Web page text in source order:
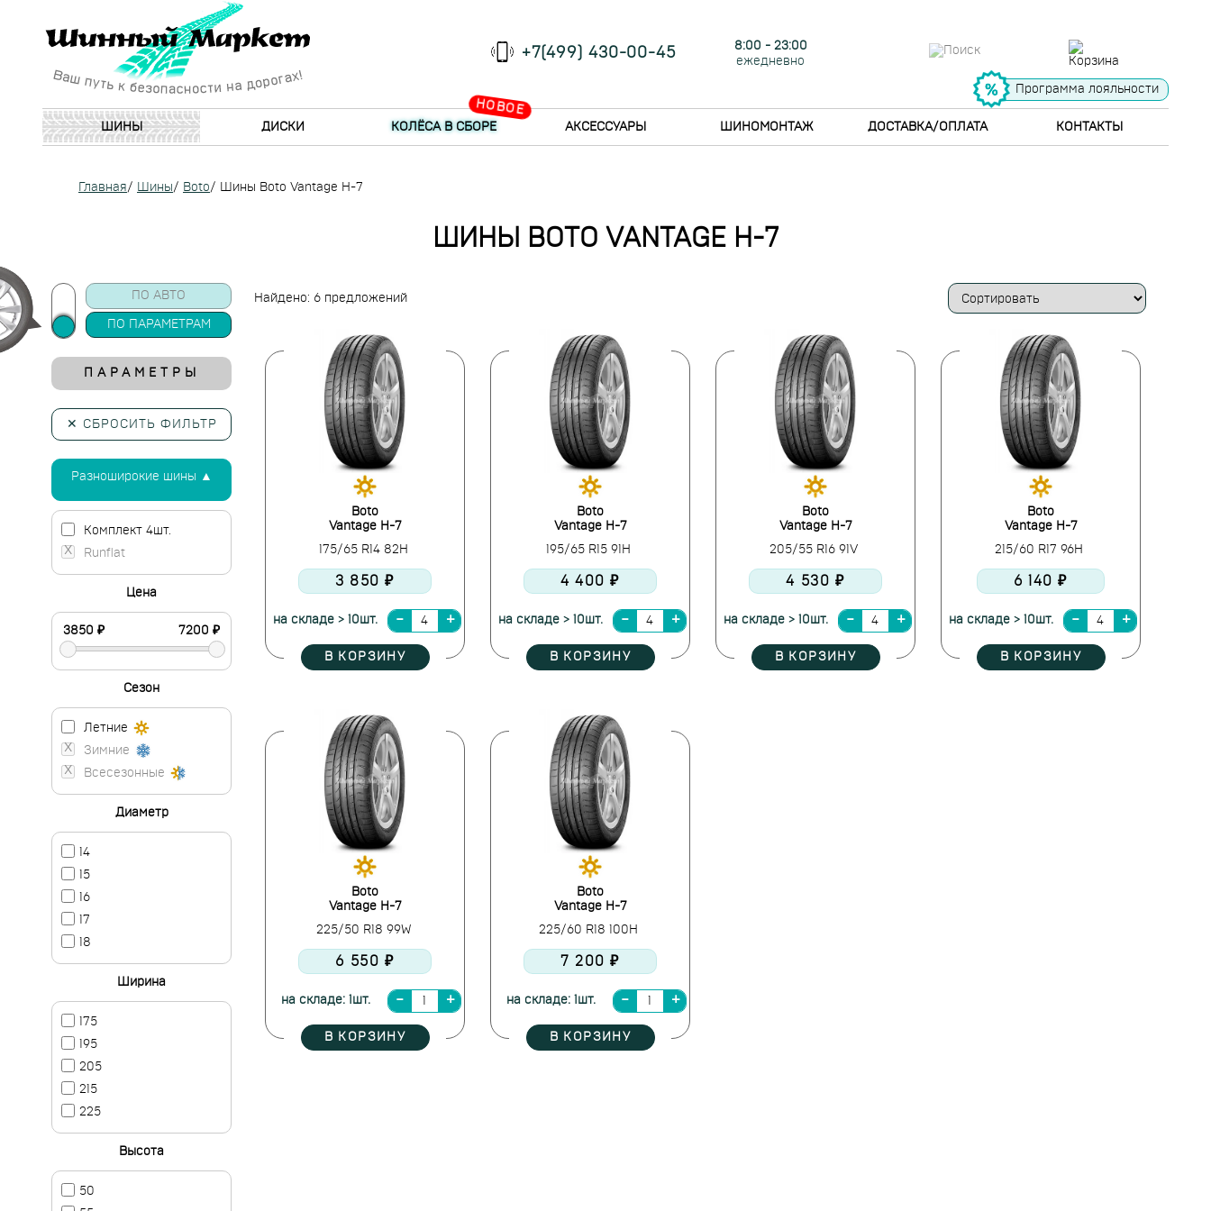
+7(499) 430-00-45
8:00 - 23:00
ежедневно
Программа лояльности
ШИНЫ ДИСКИ
НОВОЕ
КОЛЁСА В СБОРЕ АКСЕССУАРЫ ШИНОМОНТАЖ ДОСТАВКА/ОПЛАТА КОНТАКТЫ
Главная/ Шины/ Boto/ Шины Boto Vantage H-7
ШИНЫ BOTO VANTAGE H-7
Найдено: 6 предложений
Boto
Vantage H-7
175/65 R14 82H
3 850 ₽
на складе > 10шт.
В КОРЗИНУ
Boto
Vantage H-7
195/65 R15 91H
4 400 ₽
на складе > 10шт.
В КОРЗИНУ
Boto
Vantage H-7
205/55 R16 91V
4 530 ₽
на складе > 10шт.
В КОРЗИНУ
Boto
Vantage H-7
215/60 R17 96H
6 140 ₽
на складе > 10шт.
В КОРЗИНУ
Boto
Vantage H-7
225/50 R18 99W
6 550 ₽
на складе: 1шт.
В КОРЗИНУ
Boto
Vantage H-7
225/60 R18 100H
7 200 ₽
на складе: 1шт.
В КОРЗИНУ
ПО АВТО
ПО ПАРАМЕТРАМ
ПАРАМЕТРЫ
✕ СБРОСИТЬ ФИЛЬТР
Разноширокие шины ▲
Комплект 4шт.
Runflat
Цена
Сезон
Летние
Зимние
Всесезонные
Диаметр
14
15
16
17
18
Ширина
175
195
205
215
225
Высота
50